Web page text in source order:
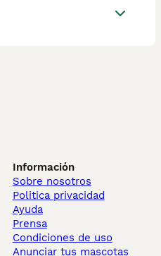
Información
Sobre nosotros
Politica privacidad
Ayuda
Prensa
Condiciones de uso
Anunciar tus mascotas